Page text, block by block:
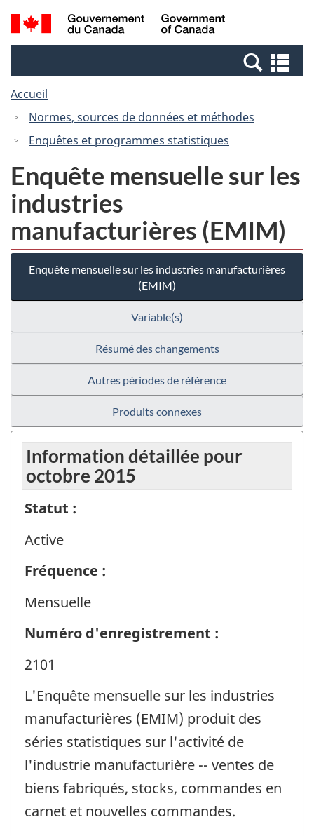
Passer
au
Passer
à
Canada
Recherche
et
et
Accueil
Normes, sources de données et méthodes
Enquêtes et programmes statistiques
Enquête mensuelle sur les
industries
manufacturières (EMIM)
Enquête mensuelle sur les industries manufacturières
(EMIM)
Variable(s)
Résumé des changements
Autres périodes de référence
Produits connexes
Information détaillée pour
octobre 2015
Statut :
Active
Fréquence :
Mensuelle
Numéro d'enregistrement :
2101
L'Enquête mensuelle sur les industries
manufacturières (EMIM) produit des
séries statistiques sur l'activité de
l'industrie manufacturière -- ventes de
biens fabriqués, stocks, commandes en
carnet et nouvelles commandes.